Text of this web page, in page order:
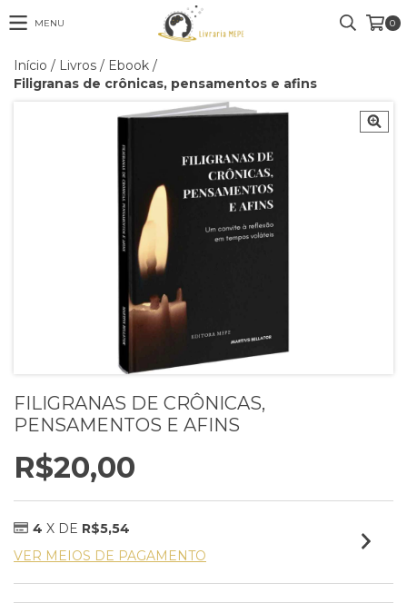
MENU 0
Início / Livros / Ebook /
Filigranas de crônicas, pensamentos e afins
FILIGRANAS DE CRÔNICAS,
PENSAMENTOS E AFINS
R$20,00
4 X DE R$5,54
VER MEIOS DE PAGAMENTO